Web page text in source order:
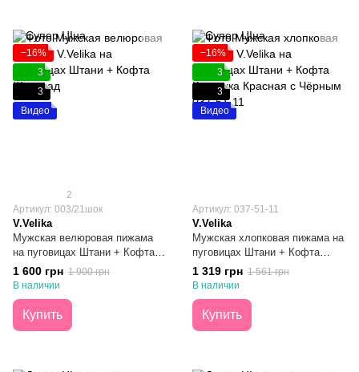
−16%
3
3
Видео
2
Артикул: 003/21шок
V.Velika
Мужская велюровая пижама
на пуговицах Штани + Кофта
Шоколад S
1 600 грн 1 900 грн
В наличии
Купить
−16%
3
3
Видео
Артикул: 037-51-11
V.Velika
Мужская хлопковая пижама на
пуговицах Штани + Кофта
Клеточка Красная с Чёрным S
1 319 грн 1 561 грн
В наличии
Купить